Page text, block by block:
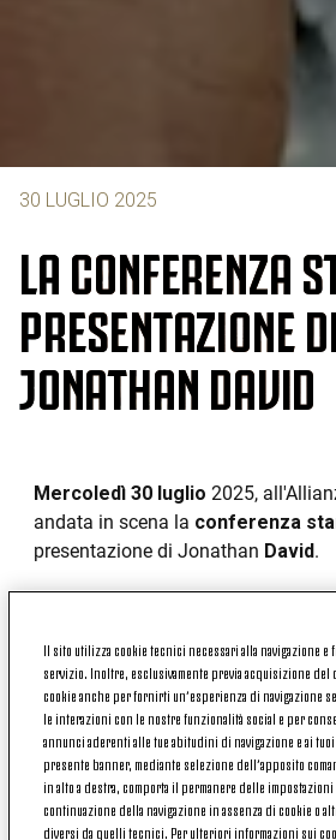
30 LUGLIO 2025
LA CONFERENZA
PRESENTAZIONE
JONATHAN DAVID
Mercoledì 30 luglio 2025,
andata in scena la conferenza
presentazione di Jonathan David.
Queste le parole dell'attaccante
I PRIMI GIORNI IN BIANCONERO
«È una grande emozione per me
squadra come la Juventus e
settimana di lavoro è andata molto
impatto con Mister Tudor è stato
parlato tanto della mia posizione
Il sito utilizza cookie tecnici necessari alla navigazione e
servizio. Inoltre, esclusivamente previa acquisizione del
cookie anche per fornirti un’esperienza di navigazione
le interazioni con le nostre funzionalità social e per
annunci aderenti alle tue abitudini di navigazione e ai
presente banner, mediante selezione dell’apposito
in alto a destra, comporta il permanere delle
continuazione della navigazione in assenza di cookie o
diversi da quelli tecnici. Per ulteriori informazioni sui